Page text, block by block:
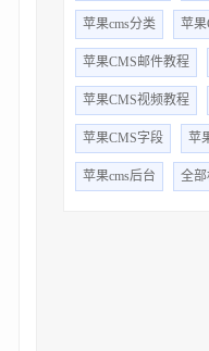
苹果cms分类 苹
苹果CMS邮件教程
苹果CMS视频教程
苹果CMS字段 苹
苹果cms后台 全部